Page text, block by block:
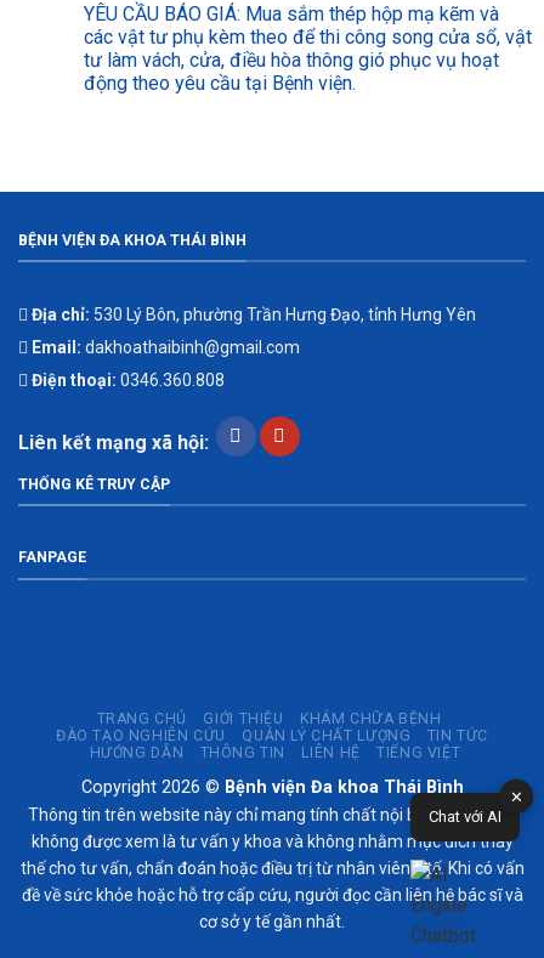
YÊU CẦU BÁO GIÁ: Mua sắm thép hộp mạ kẽm và
các vật tư phụ kèm theo để thi công song cửa sổ, vật
tư làm vách, cửa, điều hòa thông gió phục vụ hoạt
động theo yêu cầu tại Bệnh viện.
BỆNH VIỆN ĐA KHOA THÁI BÌNH
Địa chỉ: 530 Lý Bôn, phường Trần Hưng Đạo, tỉnh Hưng Yên
Email: dakhoathaibinh@gmail.com
Điện thoại: 0346.360.808
Liên kết mạng xã hội:
THỐNG KÊ TRUY CẬP
FANPAGE
TRANG CHỦ GIỚI THIỆU
KHÁM CHỮA BỆNH
ĐÀO TẠO NGHIÊN CỨU
QUẢN LÝ CHẤT LƯỢNG
TIN TỨC
HƯỚNG DẪN
THÔNG TIN LIÊN HỆ TIẾNG VIỆT
Copyright 2026 © Bệnh viện Đa khoa Thái Bình
Thông tin trên website này chỉ mang tính chất nội bộ tham khảo;
không được xem là tư vấn y khoa và không nhằm mục đích thay
thế cho tư vấn, chẩn đoán hoặc điều trị từ nhân viên y tế. Khi có vấn
đề về sức khỏe hoặc hỗ trợ cấp cứu, người đọc cần liên hệ bác sĩ và
cơ sở y tế gần nhất.
✕
Chat với AI